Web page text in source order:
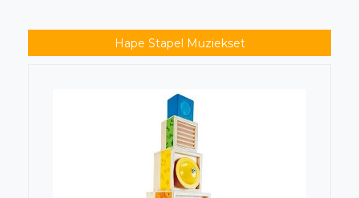
Hape Stapel Muziekset